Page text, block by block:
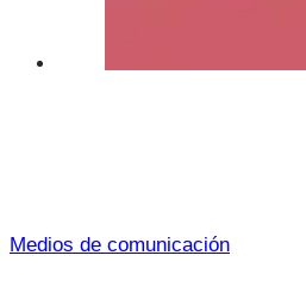
Medios de comunicación